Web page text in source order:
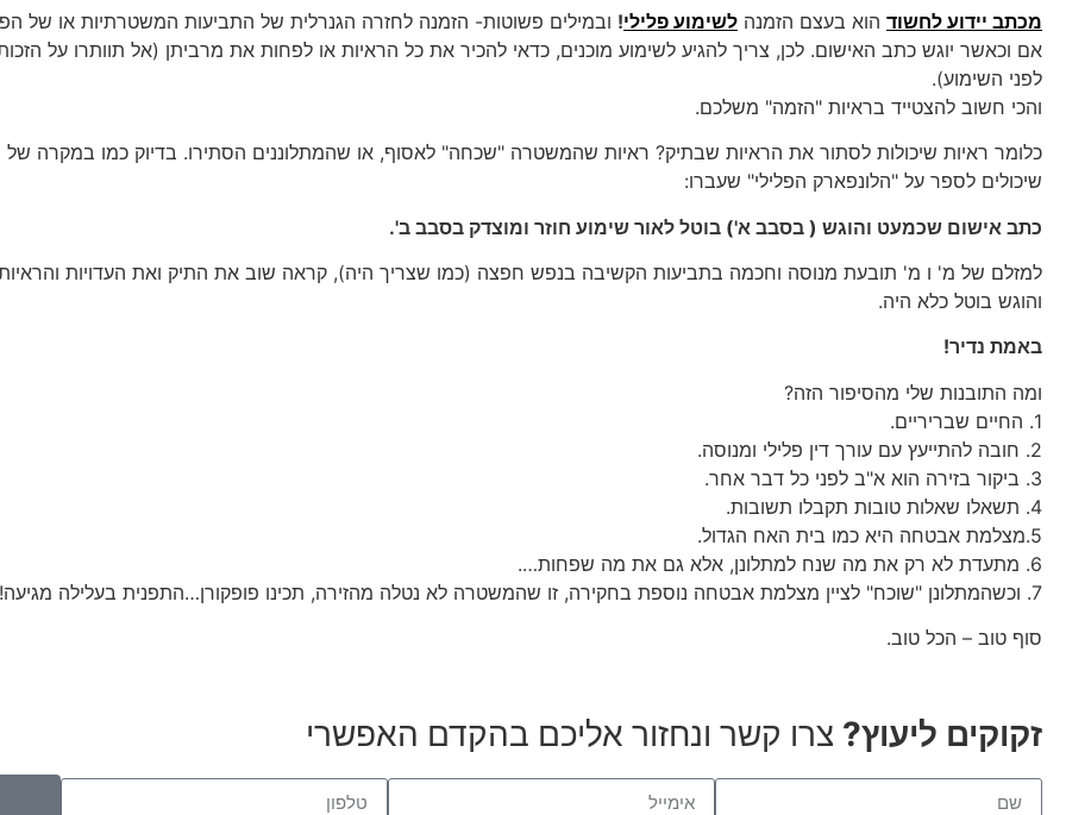
מכתב יידוע לחשוד הוא בעצם הזמנה לשימוע פלילי! ובמילים פשוטות- הזמנה לחזרה הגנרלית של התביעות המשטרתיות או של
אם וכאשר יוגש כתב האישום. לכן, צריך להגיע לשימוע מוכנים, כדאי להכיר את כל הראיות או לפחות את מרביתן (אל תוותרו על
לפני השימוע).
והכי חשוב להצטייד בראיות "הזמה" משלכם.
כלומר ראיות שיכולות לסתור את הראיות שבתיק? ראיות שהמשטרה "שכחה" לאסוף, או שהמתלוננים הסתירו. בדיוק כמו במקרה של
שיכולים לספר על "הלונפארק הפלילי" שעברו:
כתב אישום שכמעט והוגש ( בסבב א') בוטל לאור שימוע חוזר ומוצדק בסבב ב'.
למזלם של מ' ו מ' תובעת מנוסה וחכמה בתביעות הקשיבה בנפש חפצה (כמו שצריך היה), קראה שוב את התיק ואת העדויות
והוגש בוטל כלא היה.
באמת נדיר!
ומה התובנות שלי מהסיפור הזה?
1. החיים שבריריים.
2. חובה להתייעץ עם עורך דין פלילי ומנוסה.
3. ביקור בזירה הוא א"ב לפני כל דבר אחר.
4. תשאלו שאלות טובות תקבלו תשובות.
5.מצלמת אבטחה היא כמו בית האח הגדול.
6. מתעדת לא רק את מה שנח למתלונן, אלא גם את מה שפחות….
7. וכשהמתלונן "שוכח" לציין מצלמת אבטחה נוספת בחקירה, זו שהמשטרה לא נטלה מהזירה, תכינו פופקורן…התפנית בעלילה מגיעה!
סוף טוב – הכל טוב.
זקוקים ליעוץ? צרו קשר ונחזור אליכם בהקדם האפשרי